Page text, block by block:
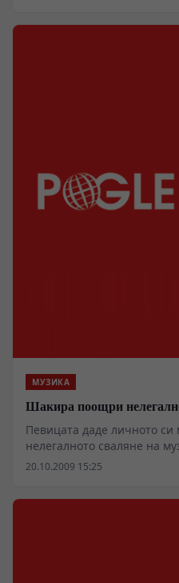
МУЗИКА
Шакира поощри
Певицата даде личното
нелегалното сваляне на
интернет.
20.10.2009 15:25